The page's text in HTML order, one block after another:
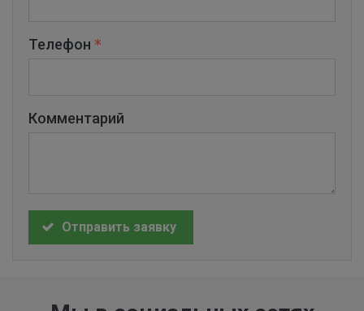
Телефон
Комментарий
Отправить заявку